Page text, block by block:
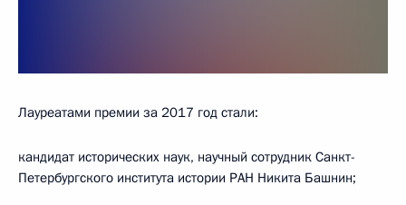
Лауреатами премии за 2017 год стали:
кандидат исторических наук, научный сотрудник Санкт-
Петербургского института истории РАН Никита Башнин;